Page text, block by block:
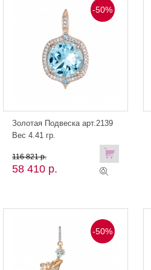
-50%
Золотая Подвеска арт.2139
Вес 4.41 гр.
58 410 р.
116 821 р.
-50%